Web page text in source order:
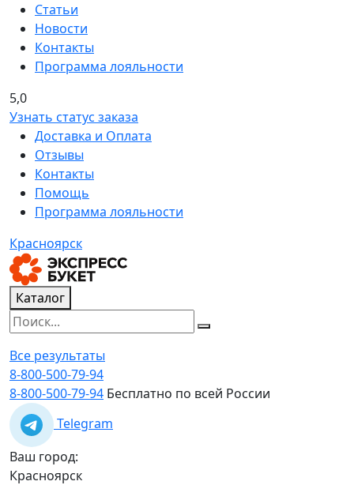
Статьи
Новости
Контакты
Программа лояльности
5,0
Узнать статус заказа
Доставка и Оплата
Отзывы
Контакты
Помощь
Программа лояльности
Красноярск
Каталог
Все результаты
8-800-500-79-94
8-800-500-79-94 Бесплатно по всей России
Telegram
Ваш город:
Красноярск